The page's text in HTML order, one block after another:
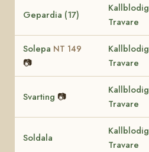
Gepardia (17)
Kallblodig
Travare
Solepa NT 149
📷
Kallblodig
Travare
Svarting 📷
Kallblodig
Travare
Soldala
Kallblodig
Travare